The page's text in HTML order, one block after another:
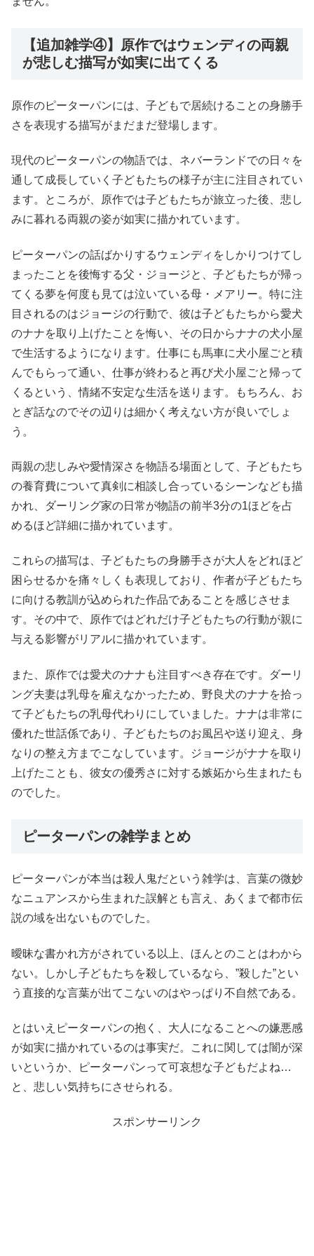
【追加雑学④】原作ではウェンディの両親
が悲しむ描写が如実に出てくる
原作のピーターパンには、子どもで居続けることの身勝手
さを表現する描写がまだまだ登場します。
現代のピーターパンの物語では、ネバーランドでの日々を
通して成長していく子どもたちの様子が主に注目されてい
ます。ところが、原作では子どもたちが旅立った後、悲し
みに暮れる両親の姿が如実に描かれています。
ピーターパンの話ばかりするウェンディをしかりつけてし
まったことを後悔する父・ジョージと、子どもたちが帰っ
てくる夢を何度も見ては泣いている母・メアリー。特に注
目されるのはジョージの行動で、彼は子どもたちから愛犬
のナナを取り上げたことを悔い、その日からナナの犬小屋
で生活するようになります。仕事にも馬車に犬小屋ごと積
んでもらって通い、仕事が終わると再び犬小屋ごと帰って
くるという、情緒不安定な生活を送ります。もちろん、お
とぎ話なのでその辺りは細かく考えない方が良いでしょ
う。
両親の悲しみや愛情深さを物語る場面として、子どもたち
の養育費について真剣に相談し合っているシーンなども描
かれ、ダーリング家の日常が物語の前半3分の1ほどを占
めるほど詳細に描かれています。
これらの描写は、子どもたちの身勝手さが大人をどれほど
困らせるかを痛々しくも表現しており、作者が子どもたち
に向ける教訓が込められた作品であることを感じさせま
す。その中で、原作ではどれだけ子どもたちの行動が親に
与える影響がリアルに描かれています。
また、原作では愛犬のナナも注目すべき存在です。ダーリ
ング夫妻は乳母を雇えなかったため、野良犬のナナを拾っ
て子どもたちの乳母代わりにしていました。ナナは非常に
優れた世話係であり、子どもたちのお風呂や送り迎え、身
なりの整え方までこなしています。ジョージがナナを取り
上げたことも、彼女の優秀さに対する嫉妬から生まれたも
のでした。
ピーターパンの雑学まとめ
ピーターパンが本当は殺人鬼だという雑学は、言葉の微妙
なニュアンスから生まれた誤解とも言え、あくまで都市伝
説の域を出ないものでした。
曖昧な書かれ方がされている以上、ほんとのことはわから
ない。しかし子どもたちを殺しているなら、”殺した”とい
う直接的な言葉が出てこないのはやっぱり不自然である。
とはいえピーターパンの抱く、大人になることへの嫌悪感
が如実に描かれているのは事実だ。これに関しては闇が深
いというか、ピーターパンって可哀想な子どもだよね…
と、悲しい気持ちにさせられる。
スポンサーリンク